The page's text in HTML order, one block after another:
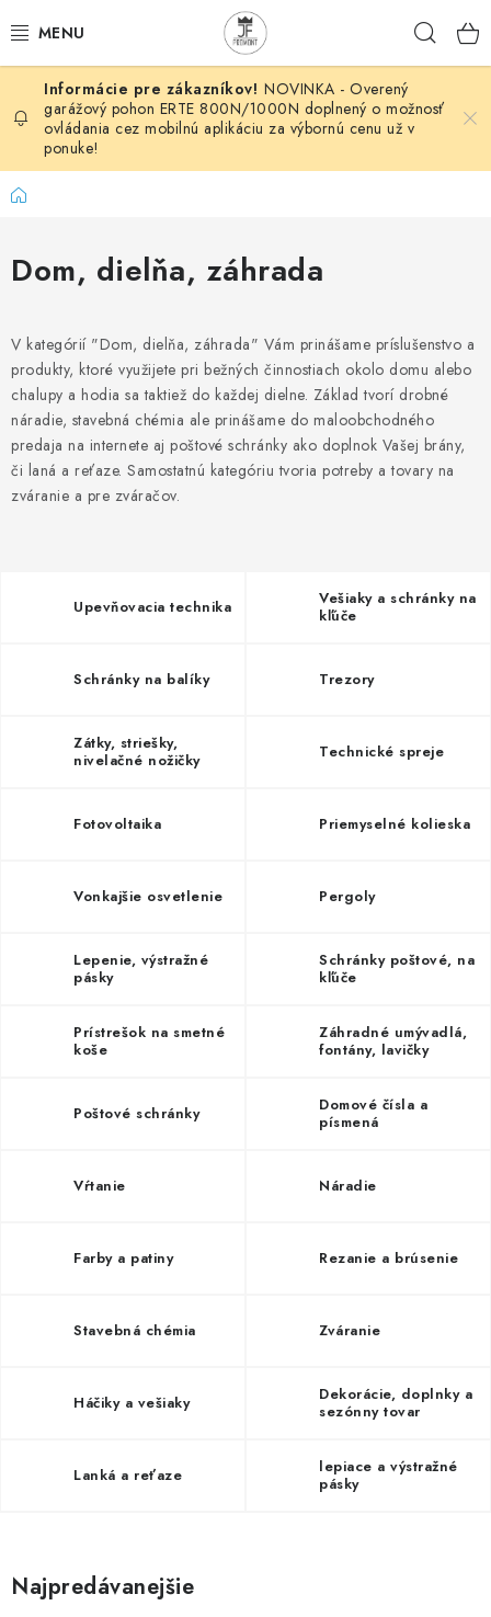
na
AUTOMATIZÁCIA
BRÁNOVÉ SYSTÉMY
POHONY
HUTNÍCKY MATERIÁL
KOVANÉ POLOTOVARY
HLINÍKOVÉ POLOTOVARY
NEREZOVÉ POLOTOVARY
ZÁBRADLIA A MADLÁ
Ako nakupovať
Doprava a platba
Podmienky ochrany osobných údajov
NOVINKA - Overený
garážový pohon ERTE 800N/1000N doplnený o možnosť
ovládania cez mobilnú aplikáciu za výbornú cenu už v
ponuke!
Domov
Dom, dielňa, záhrada
V kategórií "Dom, dielňa, záhrada" Vám prinášame príslušenstvo a
produkty, ktoré využijete pri bežných činnostiach okolo domu alebo
chalupy a hodia sa taktiež do každej dielne. Základ tvorí drobné
náradie, stavebná chémia ale prinášame do maloobchodného
predaja na internete aj poštové schránky ako doplnok Vašej brány,
či laná a reťaze. Samostatnú kategóriu tvoria potreby a tovary na
zváranie a pre zváračov.
Upevňovacia technika
Vešiaky a schránky na
kľúče
Schránky na balíky Trezory
Zátky, striešky,
nivelačné nožičky
Technické spreje
Fotovoltaika Priemyselné kolieska
Vonkajšie osvetlenie Pergoly
Lepenie, výstražné
pásky
Schránky poštové, na
kľúče
Prístrešok na smetné
koše
Záhradné umývadlá,
fontány, lavičky
Poštové schránky
Domové čísla a
písmená
Vŕtanie Náradie
Farby a patiny Rezanie a brúsenie
Stavebná chémia Zváranie
Háčiky a vešiaky
Dekorácie, doplnky a
sezónny tovar
Lanká a reťaze
lepiace a výstražné
pásky
Najpredávanejšie